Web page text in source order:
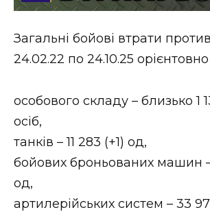
Стиль життя
Втрачений Ужгород
ЗАКАРПАТСЬКІ НОВИНИ
НОВИНИ ЗАХІДНОЇ
Загальні бойові втрати
24.02.22 по 24.10.25
особового складу – близько 1
осіб,
танків – 11 283 (+1) од,
бойових броньованих машин
од,
артилерійських систем – 33